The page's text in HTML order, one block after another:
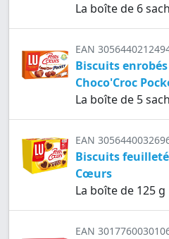
La boîte de 6
EAN
Biscuits
Choco'Croc
La boîte de 5
EAN
Biscuits
Cœurs
La boîte de 125 g
EAN